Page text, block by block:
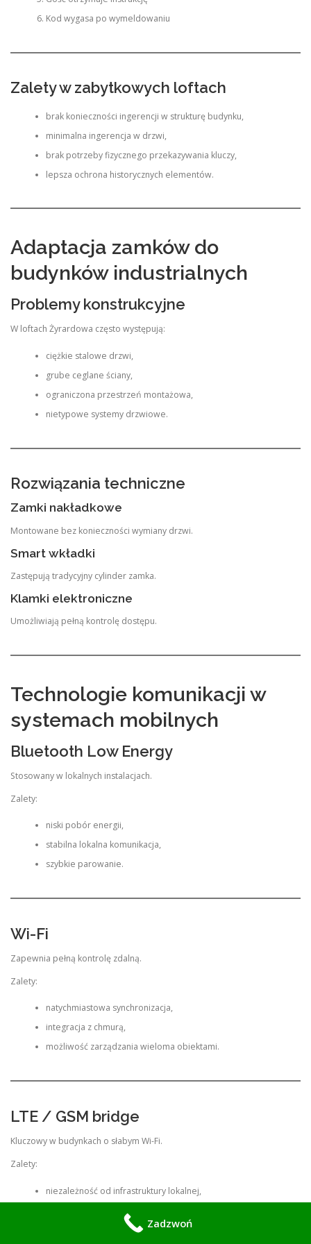
Kod wygasa po wymeldowaniu
Zalety w zabytkowych loftach
brak konieczności ingerencji w strukturę budynku,
minimalna ingerencja w drzwi,
brak potrzeby fizycznego przekazywania kluczy,
lepsza ochrona historycznych elementów.
Adaptacja zamków do
budynków industrialnych
Problemy konstrukcyjne
W loftach Żyrardowa często występują:
ciężkie stalowe drzwi,
grube ceglane ściany,
ograniczona przestrzeń montażowa,
nietypowe systemy drzwiowe.
Rozwiązania techniczne
Zamki nakładkowe
Montowane bez konieczności wymiany drzwi.
Smart wkładki
Zastępują tradycyjny cylinder zamka.
Klamki elektroniczne
Umożliwiają pełną kontrolę dostępu.
Technologie komunikacji w
systemach mobilnych
Bluetooth Low Energy
Stosowany w lokalnych instalacjach.
Zalety:
niski pobór energii,
stabilna lokalna komunikacja,
szybkie parowanie.
Wi-Fi
Zapewnia pełną kontrolę zdalną.
Zalety:
natychmiastowa synchronizacja,
integracja z chmurą,
możliwość zarządzania wieloma obiektami.
LTE / GSM bridge
Kluczowy w budynkach o słabym Wi-Fi.
Zalety:
niezależność od infrastruktury lokalnej,
Zadzwoń